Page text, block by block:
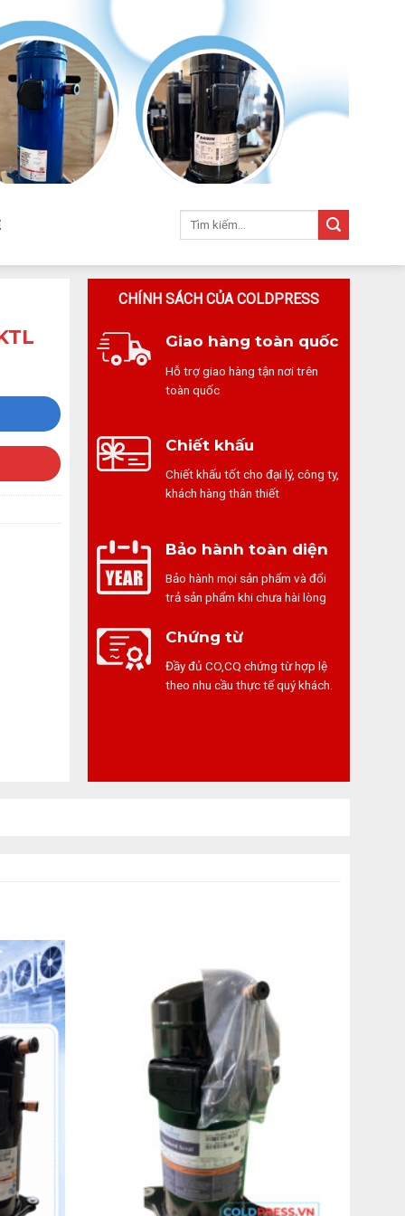
CHÍNH SÁCH CỦA COLDPRESS
Giao hàng toàn quốc
Hỗ trợ giao hàng tận nơi trên
toàn quốc
Chiết khấu
Chiết khấu tốt cho đại lý, công ty,
khách hàng thân thiết
Bảo hành toàn diện
Bảo hành mọi sản phẩm và đổi
trả sản phẩm khi chưa hài lòng
Chứng từ
Đầy đủ CO,CQ chứng từ hợp lệ
theo nhu cầu thực tế quý khách.